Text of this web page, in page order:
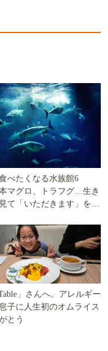
べたくなる水族館6
マグロ、トラフグ…生き
て「いただきます」を考
子に人生初のオムライス
とう